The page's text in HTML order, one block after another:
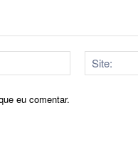
mail:*
eu comentar.